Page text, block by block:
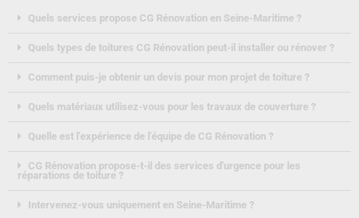
Quels services propose CG Rénovation en Seine-Maritime ?
Quels types de toitures CG Rénovation peut-il installer ou rénover ?
Comment puis-je obtenir un devis pour mon projet de toiture ?
Quels matériaux utilisez-vous pour les travaux de couverture ?
Quelle est l'expérience de l'équipe de CG Rénovation ?
CG Rénovation propose-t-il des services d'urgence pour les
réparations de toiture ?
Intervenez-vous uniquement en Seine-Maritime ?